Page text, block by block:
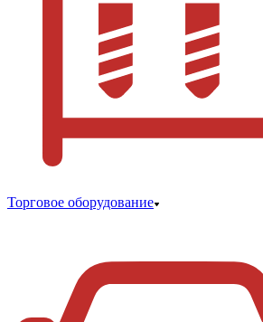
Торговое оборудование